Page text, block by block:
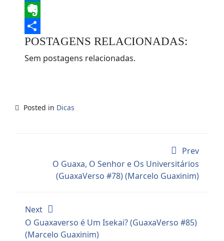
LinkedIn
Evernote
Share
POSTAGENS RELACIONADAS:
Sem postagens relacionadas.
Posted in Dicas
Prev
O Guaxa, O Senhor e Os Universitários
(GuaxaVerso #78) (Marcelo Guaxinim)
Next
O Guaxaverso é Um Isekai? (GuaxaVerso #85)
(Marcelo Guaxinim)